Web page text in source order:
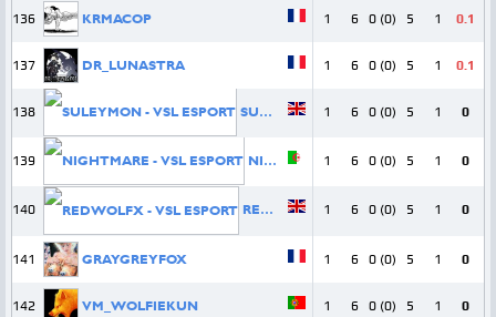
136 KRMACOP 1 6 0 (0) 5 1 0.1
137 DR_LUNASTRA 1 6 0 (0) 5 1 0.1
138 SULEYMON 1 6 0 (0) 5 1 0
139 NIGHTMARE 1 6 0 (0) 5 1 0
140 REDWOLFX 1 6 0 (0) 5 1 0
141 GRAYGREYFOX 1 6 0 (0) 5 1 0
142 VM_WOLFIEKUN 1 6 0 (0) 5 1 0